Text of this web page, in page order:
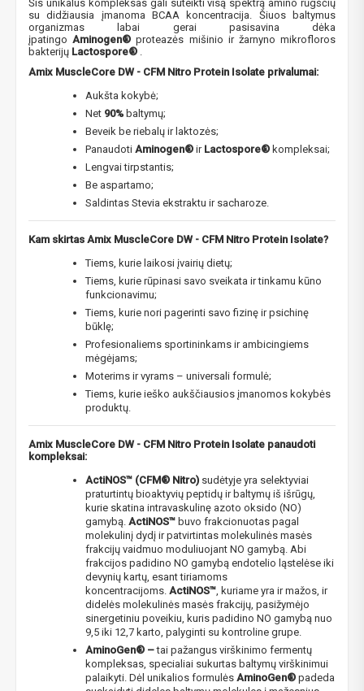
Šis unikalus kompleksas gali suteikti visą spektrą amino rūgščių
su didžiausia įmanoma BCAA koncentracija. Šiuos baltymus
organizmas labai gerai pasisavina dėka
įpatingoAminogen® proteazės mišinio ir žarnyno mikrofloros
bakterijų Lactospore® .
Amix MuscleCore DW - CFM Nitro Protein Isolate​ privalumai:
Aukšta kokybė;
Net 90% baltymų;
Beveik be riebalų ir laktozės;
Panaudoti Aminogen® ir Lactospore® kompleksai;
Lengvai tirpstantis;
Be aspartamo;
Saldintas Stevia ekstraktu ir sacharoze.
Kam skirtas Amix MuscleCore DW - CFM Nitro Protein Isolate?
Tiems, kurie laikosi įvairių dietų;
Tiems, kurie rūpinasi savo sveikata ir tinkamu kūno
funkcionavimu;
Tiems, kurie nori pagerinti savo fizinę ir psichinę
būklę;
Profesionaliems sportininkams ir ambicingiems
mėgėjams;
Moterims ir vyrams – universali formulė;
Tiems, kurie ieško aukščiausios įmanomos kokybės
produktų.
Amix MuscleCore DW - CFM Nitro Protein Isolate panaudoti
kompleksai:
ActiNOS™ (CFM® Nitro) sudėtyje yra selektyviai
praturtintų bioaktyvių peptidų ir baltymų iš išrūgų,
kurie skatina intravaskulinę azoto oksido (NO)
gamybą. ActiNOS™ buvo frakcionuotas pagal
molekulinį dydį ir patvirtintas molekulinės masės
frakcijų vaidmuo moduliuojant NO gamybą. Abi
frakcijos padidino NO gamybą endotelio ląstelėse iki
devynių kartų, esant tiriamoms
koncentracijoms. ActiNOS™, kuriame yra ir mažos, ir
didelės molekulinės masės frakcijų, pasižymėjo
sinergetiniu poveikiu, kuris padidino NO gamybą nuo
9,5 iki 12,7 karto, palyginti su kontroline grupe.
AminoGen® –tai pažangus virškinimo fermentų
kompleksas, specialiai sukurtas baltymų virškinimui
palaikyti. Dėl unikalios formulės AminoGen® padeda